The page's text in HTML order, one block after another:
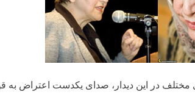
در این دیدار، صدای یکدست اعتراض به